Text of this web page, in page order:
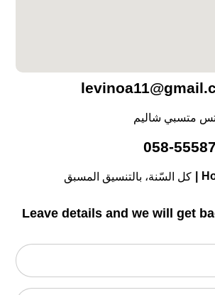
متسبي شاليم
058-
كل السّنة، بالتنسيق المسبق
Leave details and we will get